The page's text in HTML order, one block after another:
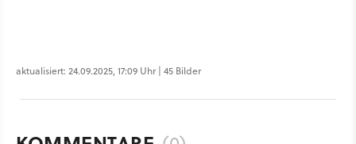
aktualisiert: 24.09.2025, 17:09 Uhr | 45 Bilder